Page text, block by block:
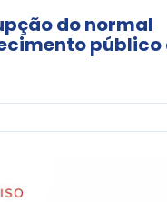
do normal
público